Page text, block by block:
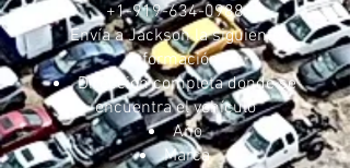
+1-919-634-0988
Envía a Jackson la siguiente
información:
Dirección completa donde se
encuentra el vehículo
Año
Marca